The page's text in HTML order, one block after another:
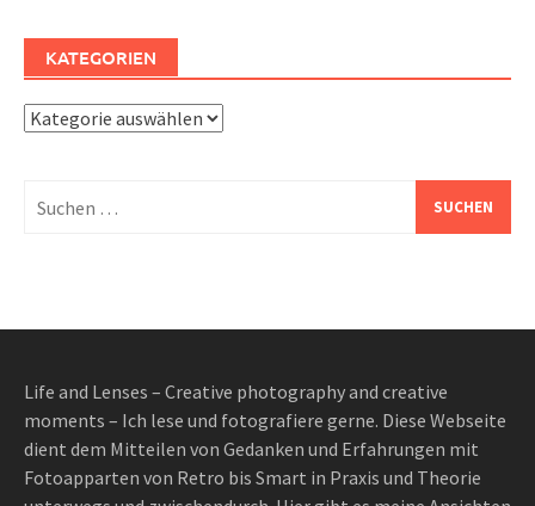
KATEGORIEN
Kategorien
nach:
Life and Lenses – Creative photography and creative
moments – Ich lese und fotografiere gerne. Diese Webseite
dient dem Mitteilen von Gedanken und Erfahrungen mit
Fotoapparten von Retro bis Smart in Praxis und Theorie